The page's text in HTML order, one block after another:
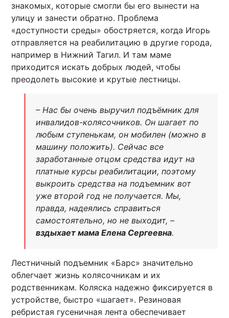
знакомых, которые смогли бы его вынести на
улицу и занести обратно. Проблема
«доступности среды» обостряется, когда Игорь
отправляется на реабилитацию в другие города,
например в Нижний Тагил. И там маме
приходится искать добрых людей, чтобы
преодолеть высокие и крутые лестницы.
– Нас бы очень выручил подъёмник для
инвалидов-колясочников. Он шагает по
любым ступенькам, он мобилен (можно в
машину положить). Сейчас все
заработанные отцом средства идут на
платные курсы реабилитации, поэтому
выкроить средства на подъемник вот
уже второй год не получается. Мы,
правда, надеялись справиться
самостоятельно, но не выходит, –
вздыхает мама Елена Сергеевна.
Лестничный подъемник «Барс» значительно
облегчает жизнь колясочникам и их
родственникам. Коляска надежно фиксируется в
устройстве, быстро «шагает». Резиновая
ребристая гусеничная лента обеспечивает